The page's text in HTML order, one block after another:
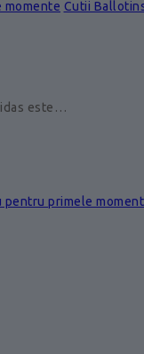
momente Cutii
este…
pentru primele